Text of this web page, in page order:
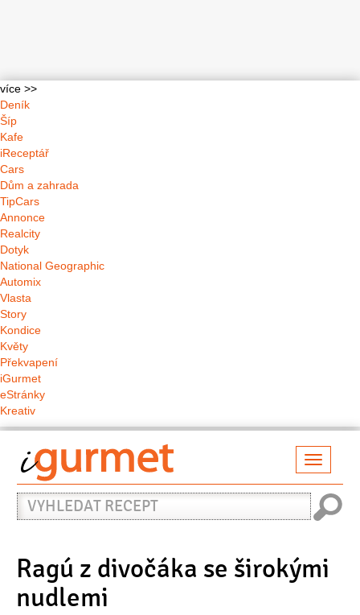
více >>
Deník
Šíp
Kafe
iReceptář
Cars
Dům a zahrada
TipCars
Annonce
Realcity
Dotyk
National Geographic
Automix
Vlasta
Story
Kondice
Květy
Překvapení
iGurmet
eStránky
Kreativ
Vyhledat
recept
Ragú z divočáka se širokými
nudlemi